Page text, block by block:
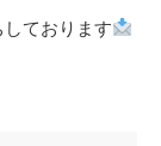
ております